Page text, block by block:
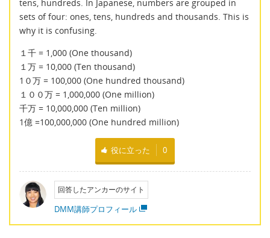
tens, hundreds. In Japanese, numbers are grouped in
sets of four: ones, tens, hundreds and thousands. This is
why it is confusing.
１千 = 1,000 (One thousand)
１万 = 10,000 (Ten thousand)
1０万 = 100,000 (One hundred thousand)
１００万 = 1,000,000 (One million)
千万 = 10,000,000 (Ten million)
1億 =100,000,000 (One hundred million)
役に立った 0
回答したアンカーのサイト
DMM講師プロフィール